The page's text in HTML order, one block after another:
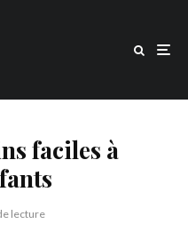
faciles à
lecture